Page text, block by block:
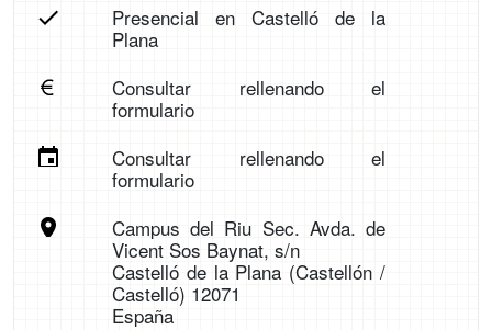
Presencial en Castelló de la
Plana
Consultar rellenando el
formulario
Consultar rellenando el
formulario
Campus del Riu Sec. Avda. de
Vicent Sos Baynat, s/n
Castelló de la Plana (Castellón /
Castelló) 12071
España